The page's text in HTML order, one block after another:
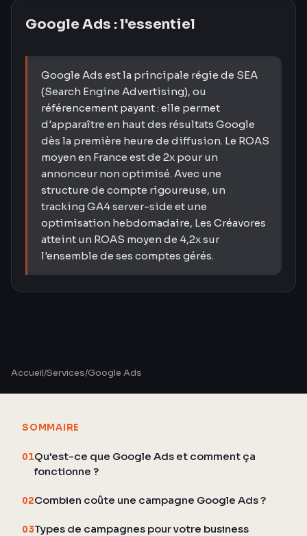
Google Ads : l'essentiel
Google Ads est la principale régie de SEA
(Search Engine Advertising), ou
référencement payant : elle permet
d'apparaître en haut des résultats Google
dès la première heure de diffusion. Le ROAS
moyen en France est de 2x pour un
annonceur non optimisé. Avec une
structure de compte rigoureuse, un
tracking GA4 server-side et une
optimisation hebdomadaire, Les Créavores
atteint un ROAS moyen de 4,2x sur
l'ensemble de ses comptes gérés.
Accueil/Services/Google Ads
SOMMAIRE
01Qu'est-ce que Google Ads et comment ça
fonctionne ?
02Combien coûte une campagne Google Ads ?
03Types de campagnes pour votre business